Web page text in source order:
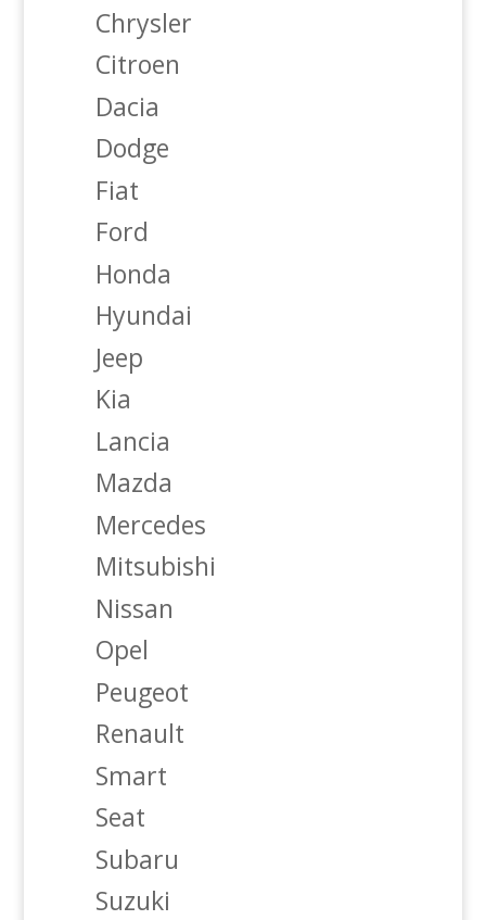
Chrysler
Citroen
Dacia
Dodge
Fiat
Ford
Honda
Hyundai
Jeep
Kia
Lancia
Mazda
Mercedes
Mitsubishi
Nissan
Opel
Peugeot
Renault
Smart
Seat
Subaru
Suzuki